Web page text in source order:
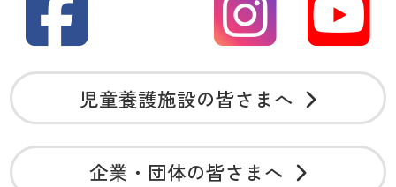
児童養護施設の皆さまへ
企業・団体の皆さまへ